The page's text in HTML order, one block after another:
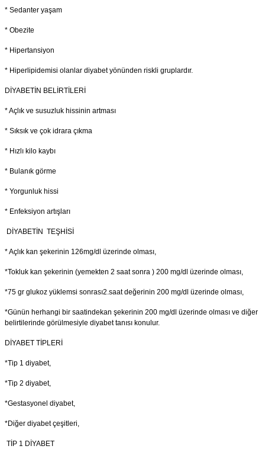
* Sedanter yaşam
* Obezite
* Hipertansiyon
* Hiperlipidemisi olanlar diyabet yönünden riskli gruplardır.
DİYABETİN BELİRTİLERİ
* Açlık ve susuzluk hissinin artması
* Sıksık ve çok idrara çıkma
* Hızlı kilo kaybı
* Bulanık görme
* Yorgunluk hissi
* Enfeksiyon artışları
DİYABETİN TEŞHİSİ
* Açlık kan şekerinin 126mg/dl üzerinde olması,
*Tokluk kan şekerinin (yemekten 2 saat sonra ) 200 mg/dl üzerinde olması,
*75 gr glukoz yüklemsi sonrası2.saat değerinin 200 mg/dl üzerinde olması,
*Günün herhangi bir saatindekan şekerinin 200 mg/dl üzerinde olması ve diğer
belirtilerinde görülmesiyle diyabet tanısı konulur.
DİYABET TİPLERİ
*Tip 1 diyabet,
*Tip 2 diyabet,
*Gestasyonel diyabet,
*Diğer diyabet çeşitleri,
TİP 1 DİYABET